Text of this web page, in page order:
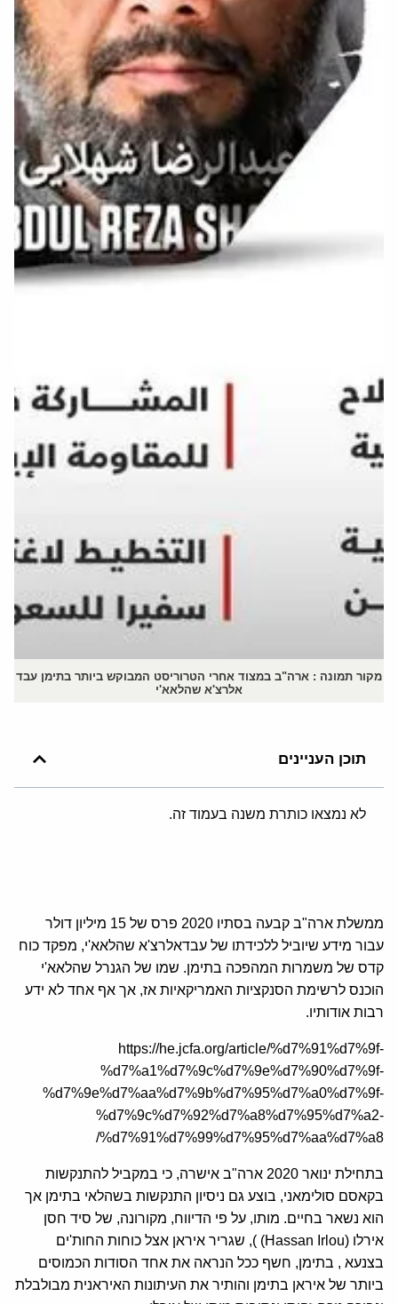
מקור תמונה : ארה"ב במצוד אחרי הטרוריסט המבוקש ביותר בתימן עבד
אלרצ'א שהלאא'י
תוכן העניינים
לא נמצאו כותרת משנה בעמוד זה.
ממשלת ארה"ב קבעה בסתיו 2020 פרס של 15 מיליון דולר
עבור מידע שיוביל ללכידתו של עבדאלרצ'א שהלאא'י, מפקד כוח
קדס של משמרות המהפכה בתימן. שמו של הגנרל שהלאא'י
הוכנס לרשימת הסנקציות האמריקאיות אז, אך אף אחד לא ידע
רבות אודותיו.
https://he.jcfa.org/article/%d7%91%d7%9f-
%d7%a1%d7%9c%d7%9e%d7%90%d7%9f-
%d7%9e%d7%aa%d7%9b%d7%95%d7%a0%d7%9f-
%d7%9c%d7%92%d7%a8%d7%95%d7%a2-
%d7%91%d7%99%d7%95%d7%aa%d7%a8/
בתחילת ינואר 2020 ארה"ב אישרה, כי במקביל להתנקשות
בקאסם סולימאני, בוצע גם ניסיון התנקשות בשהלאי בתימן אך
הוא נשאר בחיים. מותו, על פי הדיווח, מקורונה, של סיד חסן
אירלו (Hassan Irlou) ), שגריר איראן אצל כוחות החות'ים
בצנעא , בתימן, חשף ככל הנראה את אחד הסודות הכמוסים
ביותר של איראן בתימן והותיר את העיתונות האיראנית מבולבלת